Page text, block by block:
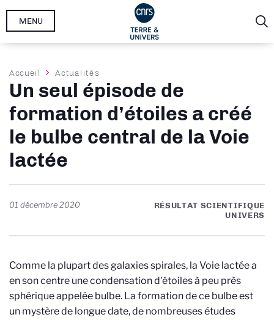
Aller
MENU
Fil
d'Ariane
Accueil Actualités
Un seul épisode de
formation d’étoiles a créé
le bulbe central de la Voie
lactée
01 décembre 2020
RÉSULTAT SCIENTIFIQUE
UNIVERS
Comme la plupart des galaxies spirales, la Voie lactée a
en son centre une condensation d'étoiles à peu près
sphérique appelée bulbe. La formation de ce bulbe est
un mystère de longue date, de nombreuses études